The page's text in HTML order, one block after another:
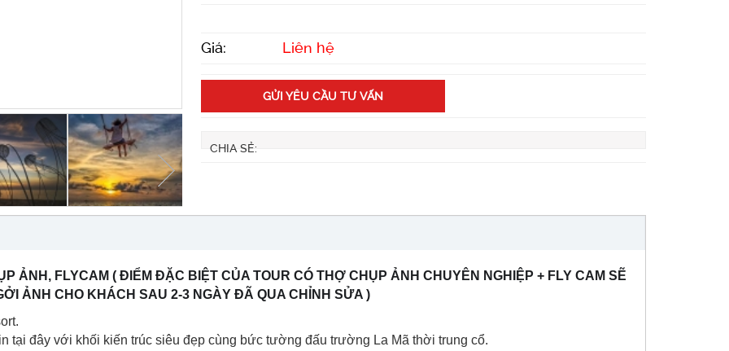
Giá: Liên hệ
GỬI YÊU CẦU TƯ VẤN
CHIA SẺ:
ẢNH, FLYCAM ( ĐIỂM ĐẶC BIỆT CỦA TOUR CÓ THỢ CHỤP ẢNH CHUYÊN NGHIỆP + FLY CAM SẼ
ẢNH CHO KHÁCH SAU 2-3 NGÀY ĐÃ QUA CHỈNH SỬA )
tại đây với khối kiến trúc siêu đẹp cùng bức tường đấu trường La Mã thời trung cổ.